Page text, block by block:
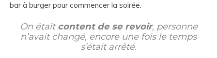
bar à burger pour commencer la soirée.
On étaitcontent de se revoir, personne
n’avait changé, encore une fois le temps
s’était arrêté.